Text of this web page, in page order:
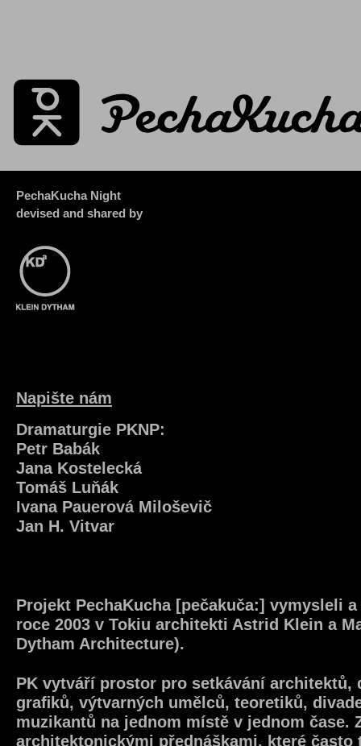
PechaKucha Night
devised and shared by
Napište nám
Dramaturgie PKNP:
Petr Babák
Jana Kostelecká
Tomáš Luňák
Ivana Pauerová Miloševič
Jan H. Vitvar
Projekt PechaKucha [pečakuča:] vymysleli
roce 2003 v Tokiu architekti Astrid Klein a
Dytham Architecture).
PK vytváří prostor pro setkávání architektů,
graﬁků, výtvarných umělců, teoretiků,
muzikantů na jednom místě v jednom čase.
architektonickými přednáškami, které často